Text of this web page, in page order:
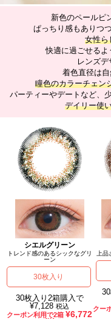
新色のペールピ
ぱっちり感もありつ
女性ら
快適に過ごせるよ
レンズデ
着色直径は自
瞳色のカラーチェン
パーティーやデートなど、
デイリー使
シエルグリーン
トレンド感のあるシックなグリ
ーン
30枚入り
30枚入り2箱購入で
¥7,128税込
クーポン利用で2箱¥6,772
上
クー